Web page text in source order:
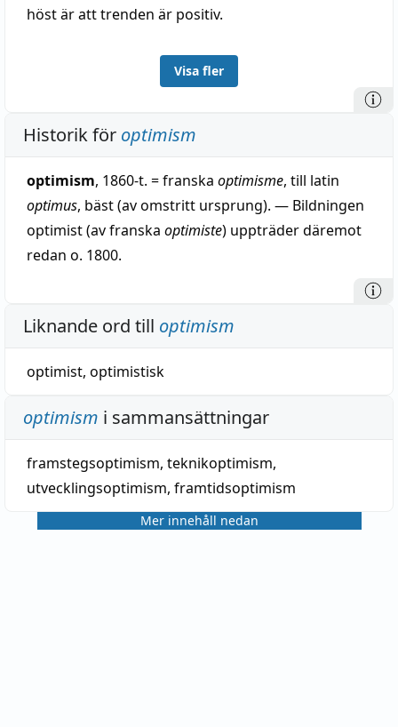
höst är att trenden är positiv.
Visa fler
Historik för optimism
optimism, 1860-t. = franska optimisme, till latin
optimus, bäst (av omstritt ursprung). — Bildningen
optimist (av franska optimiste) uppträder däremot
redan o. 1800.
Liknande ord till optimism
optimist, optimistisk
optimism i sammansättningar
framstegsoptimism, teknikoptimism,
utvecklingsoptimism, framtidsoptimism
Mer innehåll nedan